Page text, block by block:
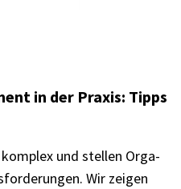
in der Praxis: Tipps
und stel­len Orga­
Wir zeigen